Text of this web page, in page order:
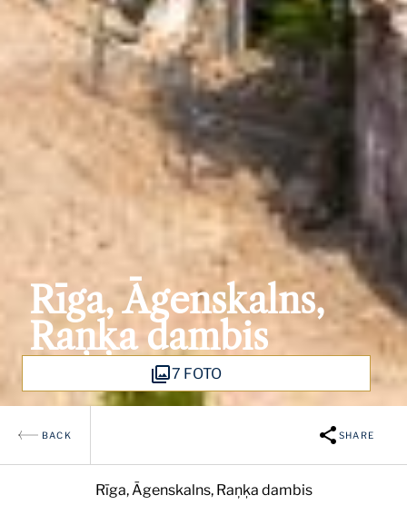
Rīga, Āgenskalns,
Raņķa dambis
7 FOTO
BACK SHARE
Rīga, Āgenskalns, Raņķa dambis